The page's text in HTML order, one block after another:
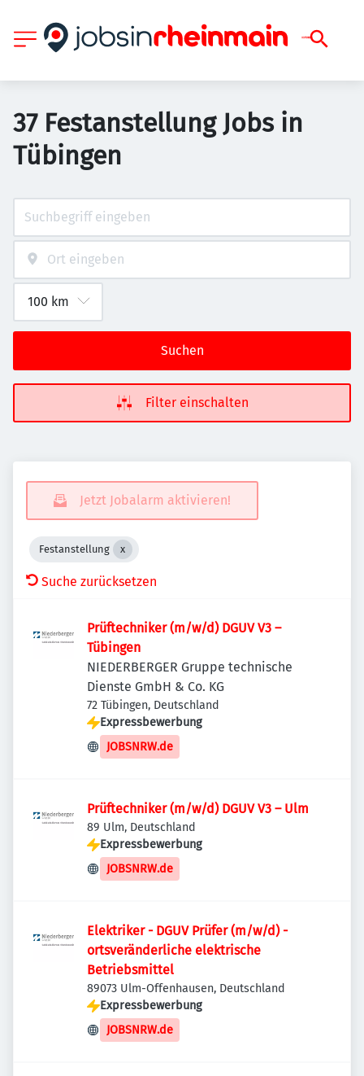
37 Festanstellung Jobs in
Tübingen
Suchen
Filter einschalten
Jetzt Jobalarm aktivieren!
Festanstellung
Suche zurücksetzen
Prüftechniker (m/w/d) DGUV V3 –
Tübingen
NIEDERBERGER Gruppe technische
Dienste GmbH & Co. KG
72 Tübingen, Deutschland
Expressbewerbung
JOBSNRW.de
Prüftechniker (m/w/d) DGUV V3 – Ulm
89 Ulm, Deutschland
Expressbewerbung
JOBSNRW.de
Elektriker - DGUV Prüfer (m/w/d) -
ortsveränderliche elektrische
Betriebsmittel
89073 Ulm-Offenhausen, Deutschland
Expressbewerbung
JOBSNRW.de